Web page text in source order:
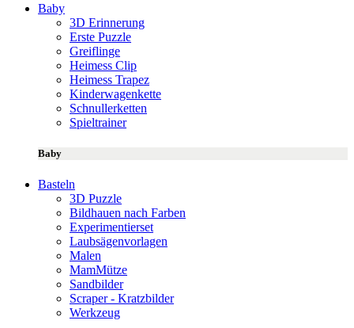
Baby
3D Erinnerung
Erste Puzzle
Greiflinge
Heimess Clip
Heimess Trapez
Kinderwagenkette
Schnullerketten
Spieltrainer
Baby
Basteln
3D Puzzle
Bildhauen nach Farben
Experimentierset
Laubsägenvorlagen
Malen
MamMütze
Sandbilder
Scraper - Kratzbilder
Werkzeug